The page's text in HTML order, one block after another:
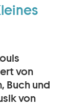
von
Buch und
von